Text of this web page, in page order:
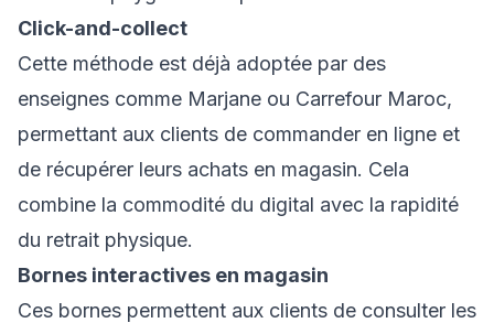
Click-and-collect
Cette méthode est déjà adoptée par des
enseignes comme Marjane ou Carrefour Maroc,
permettant aux clients de commander en ligne et
de récupérer leurs achats en magasin. Cela
combine la commodité du digital avec la rapidité
du retrait physique.
Bornes interactives en magasin
Ces bornes permettent aux clients de consulter les